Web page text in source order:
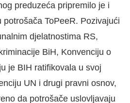
preduzeća pripremilo je i
potrošača ToPeeR. Pozivajući
djelatnostima RS,
BiH, Konvenciju o
je BIH ratifikovala u svoj
UN i drugi pravni osnov,
da potrošače uslovljavaju